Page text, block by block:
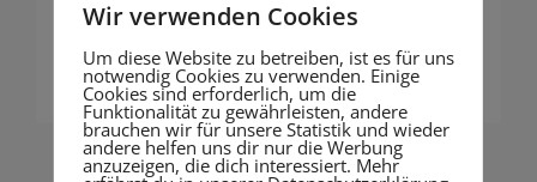
Wir verwenden Cookies
Um diese Website zu betreiben, ist es für uns
notwendig Cookies zu verwenden. Einige
Cookies sind erforderlich, um die
Funktionalität zu gewährleisten, andere
brauchen wir für unsere Statistik und wieder
andere helfen uns dir nur die Werbung
anzuzeigen, die dich interessiert. Mehr